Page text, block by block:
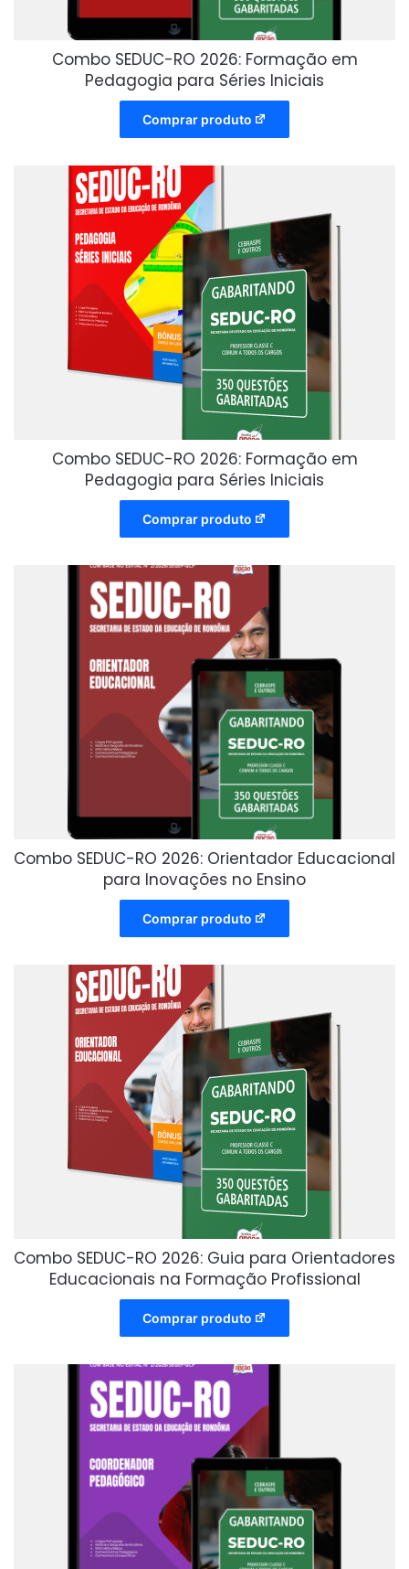
Combo SEDUC-RO 2026: Formação em
Pedagogia para Séries Iniciais
Comprar produto
Combo SEDUC-RO 2026: Formação em
Pedagogia para Séries Iniciais
Comprar produto
Combo SEDUC-RO 2026: Orientador Educacional
para Inovações no Ensino
Comprar produto
Combo SEDUC-RO 2026: Guia para Orientadores
Educacionais na Formação Profissional
Comprar produto